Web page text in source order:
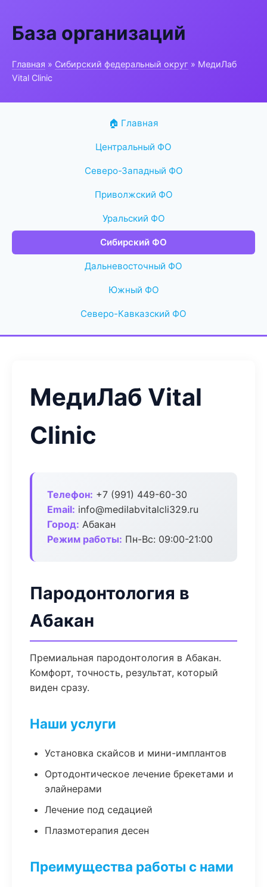
База организаций
Главная » Сибирский федеральный округ » МедиЛаб
Vital Clinic
🏠 Главная
Центральный ФО
Северо-Западный ФО
Приволжский ФО
Уральский ФО
Сибирский ФО
Дальневосточный ФО
Южный ФО
Северо-Кавказский ФО
МедиЛаб Vital
Clinic
Телефон: +7 (991) 449-60-30
Email: info@medilabvitalcli329.ru
Город: Абакан
Режим работы: Пн-Вс: 09:00-21:00
Пародонтология в
Абакан
Премиальная пародонтология в Абакан.
Комфорт, точность, результат, который
виден сразу.
Наши услуги
Установка скайсов и мини-имплантов
Ортодонтическое лечение брекетами и
элайнерами
Лечение под седацией
Плазмотерапия десен
Преимущества работы с нами